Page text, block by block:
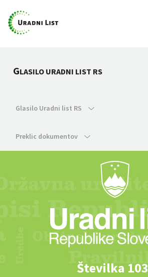
GLASILO URADNI LIST RS
Glasilo Uradni list RS
Preklic dokumentov
Številka 103